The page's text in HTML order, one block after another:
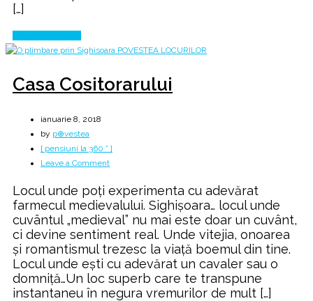
[…]
Casa Cositorarului
ianuarie 8, 2018
by p⊕vestea
[ pensiuni la 360 ° ]
Leave a Commenton
Cositorarului
Locul unde poți experimenta cu adevărat
farmecul medievalului. Sighişoara… locul unde
cuvântul „medieval” nu mai este doar un cuvânt,
ci devine sentiment real. Unde vitejia, onoarea
şi romantismul trezesc la viaţă boemul din tine.
Locul unde eşti cu adevărat un cavaler sau o
domniţă…Un loc superb care te transpune
instantaneu în negura vremurilor de mult […]